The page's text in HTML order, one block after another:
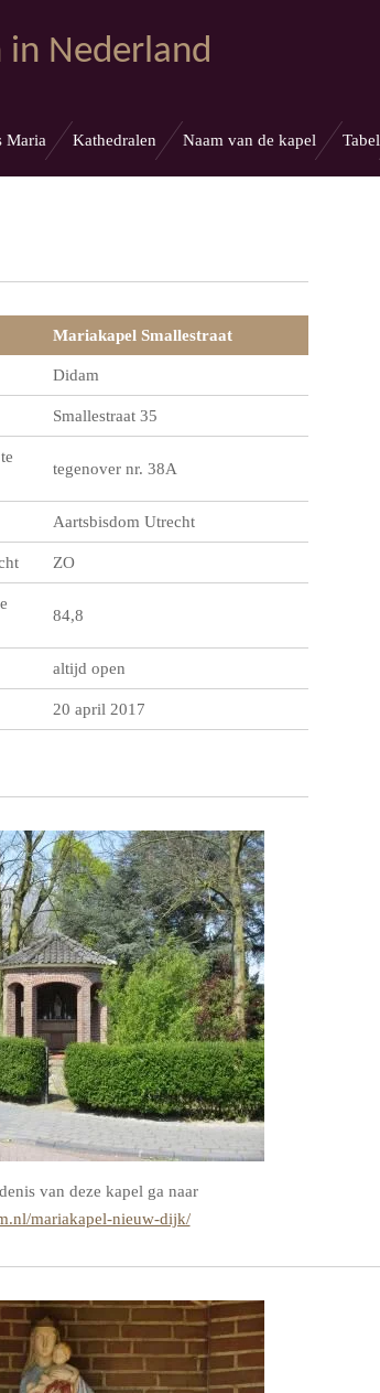
Nederland
Maria Kathedralen Naam van de kapel Tabel
Mariakapel Smallestraat
Didam
Smallestraat 35
tegenover nr. 38A
Aartsbisdom Utrecht
ZO
84,8
altijd open
20 april 2017
van deze kapel ga naar
mariakapel-nieuw-dijk/